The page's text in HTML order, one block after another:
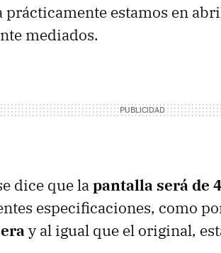
prácticamente estamos en
mediados.
dice que lapantalla será de
especificaciones, como
y al igual que el original,